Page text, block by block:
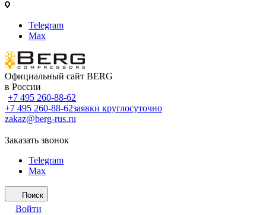
Telegram
Max
Официальный сайт BERG
в России
+7 495 260-88-62
+7 495 260-88-62заявки круглосуточно
zakaz@berg-rus.ru
Заказать звонок
Telegram
Max
Поиск
Войти